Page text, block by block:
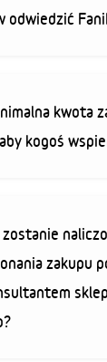
odwiedzić
kwota
kogoś
zakupu